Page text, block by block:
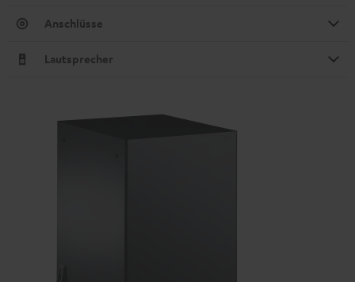
Anschlüsse
Lautsprecher